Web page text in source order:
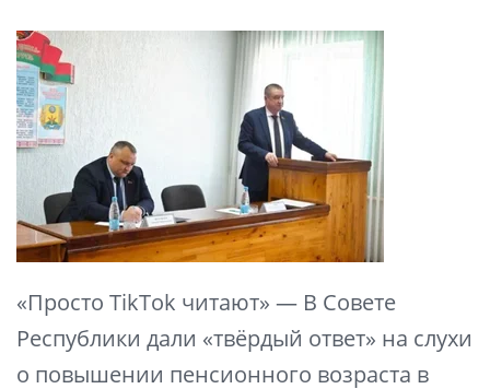
«Просто TikTok читают» — В Совете
Республики дали «твёрдый ответ» на слухи
о повышении пенсионного возраста в